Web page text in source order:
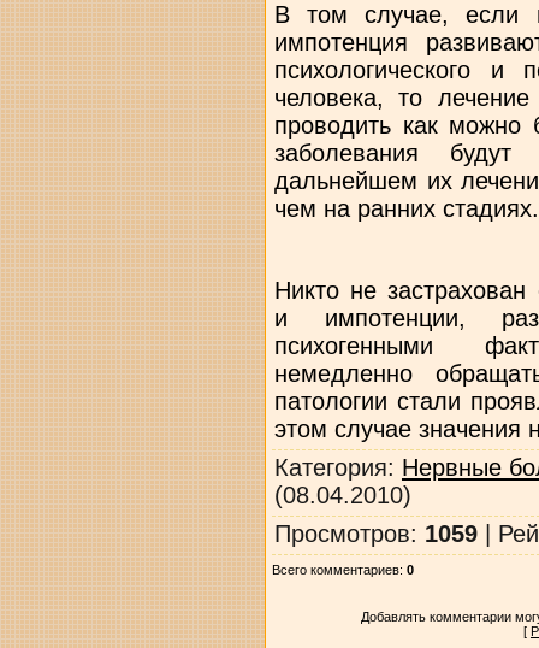
В том случае, если
импотенция
психологического и
человека, то
проводить как можно
заболевания будут
дальнейшем их
чем на ранних стадиях.
Никто не
и импотенции,
психогенными
немедленно
патологии стали
этом случае значения
Категория: Нервные
(08.04.2010)
Просмотров: 1059|
Всего комментариев: 0
Добавлять комментарии
[